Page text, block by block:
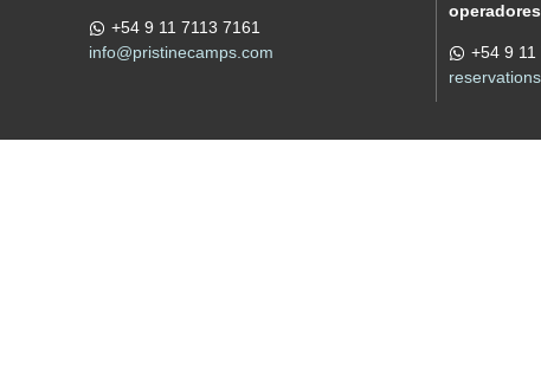
+54 9 11 7113 7161
info@pristinecamps.com
operadores
+54 9